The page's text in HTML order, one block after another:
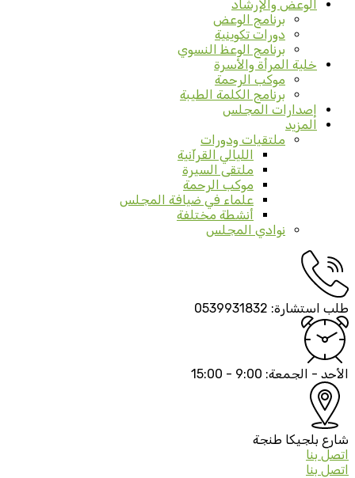
الوعض والإرشاد
برنامج الوعض
دورات تكوينية
برنامج الوعظ النسوي
خلية المرأة والأسرة
موكب الرحمة
برنامج الكلمة الطيبة
إصدارات المجلس
المزيد
ملتقيات ودورات
الليالي القرآنية
ملتقى السيرة
موكب الرحمة
علماء في ضيافة المجلس
أنشطة مختلفة
نوادي المجلس
طلب استشارة: 0539931832
الأحد - الجمعة: 9:00 - 15:00
شارع بلجيكا طنجة
اتصل بنا
اتصل بنا